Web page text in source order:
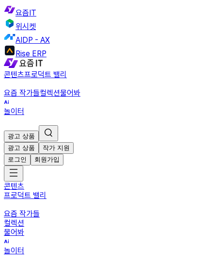
요즘IT
위시켓
AIDP - AX
Rise ERP
콘텐츠프로덕트 밸리
요즘 작가들컬렉션물어봐
놀이터
광고 상품
광고 상품
작가 지원
로그인
회원가입
콘텐츠
프로덕트 밸리
요즘 작가들
컬렉션
물어봐
놀이터